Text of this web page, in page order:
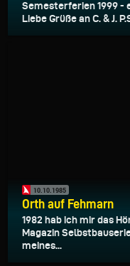
Semesterferien 1999 -
Liebe Grüße an C. & J.
10.10.1985
Orth auf Fehmarn
1982 hab ich mir das
Magazin
meines...